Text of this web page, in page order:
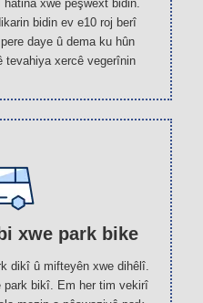
xwe pêşwext bidin.
bidin ev e10 roj berî
daye û dema ku hûn
xercê vegerînin.
xwe park bike
dikî û mifteyên xwe dihêlî.
park bikî. Em her tim vekirî